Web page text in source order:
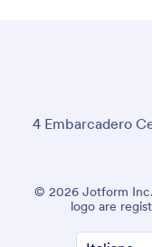
4 Embarcadero
© 2026 Jotform
logo are